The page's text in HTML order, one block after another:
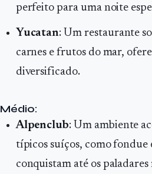
perfeito para uma noite
Yucatan: Um restaurante
carnes e frutos do mar,
diversificado.
Médio:
Alpenclub: Um ambiente
típicos suíços, como fondue
conquistam até os paladares